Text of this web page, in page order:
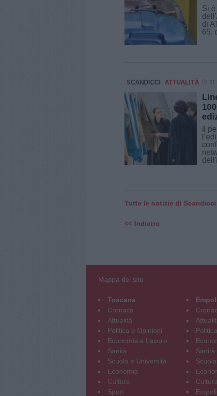
Si
di
65,
SCANDICCI ATTUALITÀ 21
Il
Tutte le notizie di Scandicci
<< Indietro
Mappa del sito
Toscana
Cronaca
Attualità
Politica e Opinioni
Economia e Lavoro
Sanità
Scuola e Università
Economia
Cultura
Sport
Sanità